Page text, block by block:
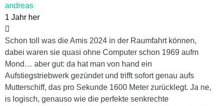
andreas
1 Jahr her
Schon toll was die Amis 2024 in der Raumfahrt können,
dabei waren sie quasi ohne Computer schon 1969 aufm
Mond… aber gut: da hat man von hand ein
Aufstiegstriebwerk gezündet und trifft sofort genau aufs
Mutterschiff, das pro Sekunde 1600 Meter zurücklegt. Ja ne,
is logisch, genauso wie die perfekte senkrechte